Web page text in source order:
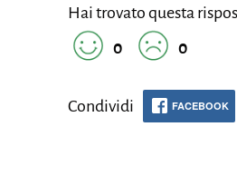
Hai trovato questa
0
0
Condividi FACEBOOK